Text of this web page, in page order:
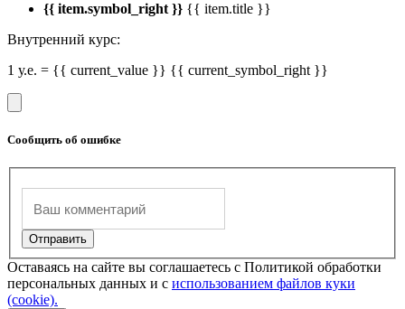
{{ item.symbol_right }} {{ item.title }}
Внутренний курс:
1 у.е. = {{ current_value }} {{ current_symbol_right }}
Сообщить об ошибке
Оставаясь на сайте вы соглашаетесь с Политикой обработки
персональных данных и с использованием файлов куки
(cookie).